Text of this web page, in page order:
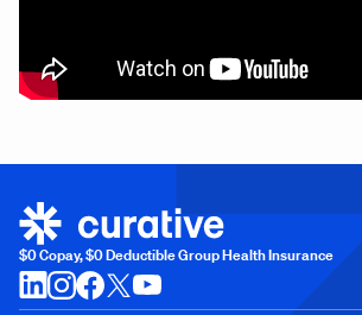
$0 Copay, $0 Deductible Group Health Insurance